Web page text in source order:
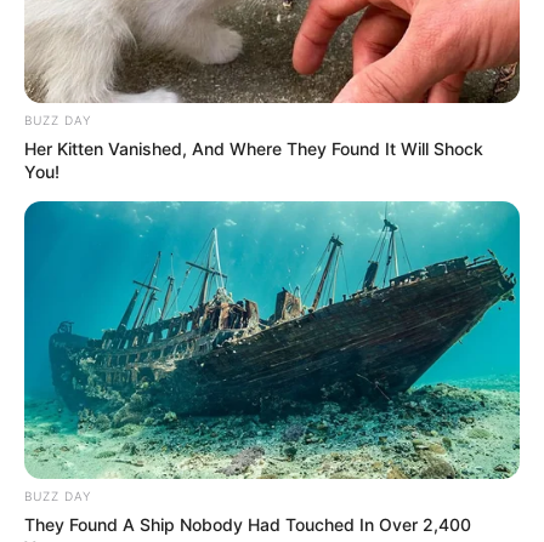
Kim Bum sebelumnya sukses dengan drama berjudulLaw School
(2021). Semenatara Son Na Eun sebelumnya pernah tampil di
dramaLost(2021).
BUZZ DAY
Her Kitten Vanished, And Where They Found It Will Shock
You!
BUZZ DAY
They Found A Ship Nobody Had Touched In Over 2,400